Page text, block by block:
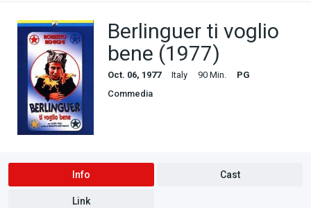
Berlinguer ti voglio
bene (1977)
Oct. 06, 1977 Italy 90 Min.
PG
Commedia
Info Cast
Link